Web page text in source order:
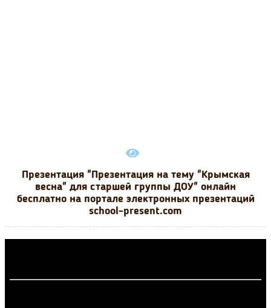
Презентация "Презентация на тему "Крымская
весна" для старшей группы ДОУ" онлайн
бесплатно на портале электронных презентаций
school-present.com